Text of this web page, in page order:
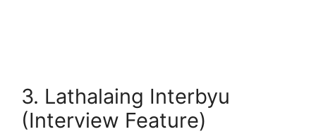
3. Lathalaing Interbyu
(Interview Feature)